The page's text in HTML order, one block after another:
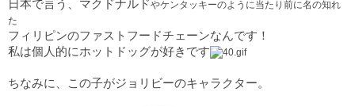
日本で言う、マクドナルドやケンタッキーのように当たり前に名の知れ
た
フィリピンのファストフードチェーンなんです！
私は個人的にホットドッグが好きです
ちなみに、この子がジョリビーのキャラクター。